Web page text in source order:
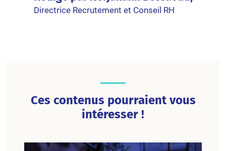
Directrice Recrutement et Conseil RH
Ces contenus pourraient vous
intéresser !